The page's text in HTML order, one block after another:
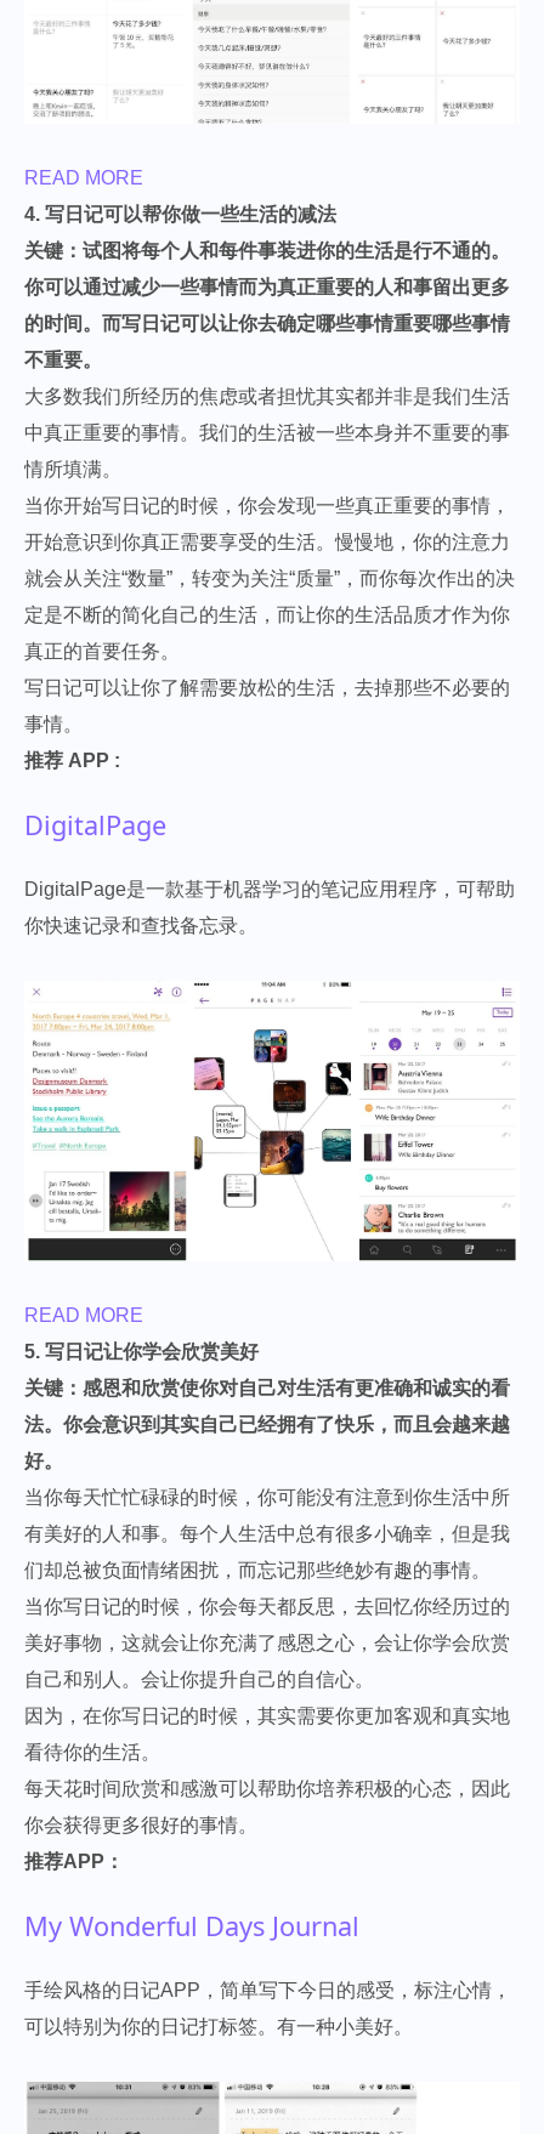
READ MORE
4. 写日记可以帮你做一些生活的减法
关键：试图将每个人和每件事装进你的生活是行不通的。
你可以通过减少一些事情而为真正重要的人和事留出更多
的时间。而写日记可以让你去确定哪些事情重要哪些事情
不重要。
大多数我们所经历的焦虑或者担忧其实都并非是我们生活
中真正重要的事情。我们的生活被一些本身并不重要的事
情所填满。
当你开始写日记的时候，你会发现一些真正重要的事情，
开始意识到你真正需要享受的生活。慢慢地，你的注意力
就会从关注“数量”，转变为关注“质量”，而你每次作出的决
定是不断的简化自己的生活，而让你的生活品质才作为你
真正的首要任务。
写日记可以让你了解需要放松的生活，去掉那些不必要的
事情。
推荐 APP :
DigitalPage
DigitalPage是一款基于机器学习的笔记应用程序，可帮助
你快速记录和查找备忘录。
READ MORE
5. 写日记让你学会欣赏美好
关键：感恩和欣赏使你对自己对生活有更准确和诚实的看
法。你会意识到其实自己已经拥有了快乐，而且会越来越
好。
当你每天忙忙碌碌的时候，你可能没有注意到你生活中所
有美好的人和事。每个人生活中总有很多小确幸，但是我
们却总被负面情绪困扰，而忘记那些绝妙有趣的事情。
当你写日记的时候，你会每天都反思，去回忆你经历过的
美好事物，这就会让你充满了感恩之心，会让你学会欣赏
自己和别人。会让你提升自己的自信心。
因为，在你写日记的时候，其实需要你更加客观和真实地
看待你的生活。
每天花时间欣赏和感激可以帮助你培养积极的心态，因此
你会获得更多很好的事情。
推荐APP：
My Wonderful Days Journal
手绘风格的日记APP，简单写下今日的感受，标注心情，
可以特别为你的日记打标签。有一种小美好。